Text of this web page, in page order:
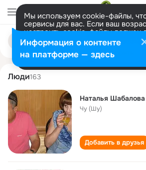
Мы используем cookie-файлы,
сервисы для вас. Если ваш
настроить cookie-файлы должен
представитель. Больше
Разрешить все Настроить
Поиск
людям
natalya shabalova
Люди163
Наталья Шабалова
Чу (Шу)
Добавить в друзья
Информация о контенте
на платформе — здесь